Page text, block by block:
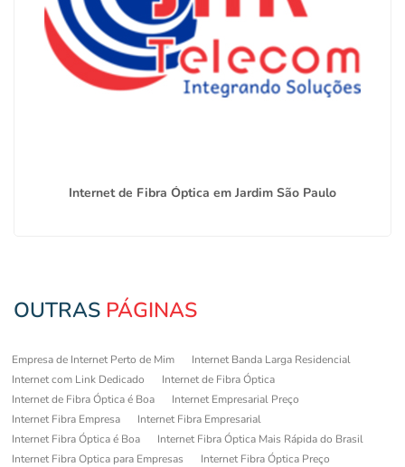
Internet de Fibra Óptica em Jardim São Paulo
OUTRAS PÁGINAS
Empresa de Internet Perto de Mim
Internet Banda Larga Residencial
Internet com Link Dedicado
Internet de Fibra Óptica
Internet de Fibra Óptica é Boa
Internet Empresarial Preço
Internet Fibra Empresa
Internet Fibra Empresarial
Internet Fibra Óptica é Boa
Internet Fibra Óptica Mais Rápida do Brasil
Internet Fibra Optica para Empresas
Internet Fibra Óptica Preço